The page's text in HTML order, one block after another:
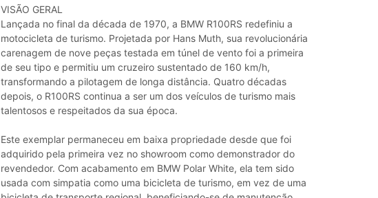
VISÃO GERAL
Lançada no final da década de 1970, a BMW R100RS redefiniu a
motocicleta de turismo. Projetada por Hans Muth, sua revolucionária
carenagem de nove peças testada em túnel de vento foi a primeira
de seu tipo e permitiu um cruzeiro sustentado de 160 km/h,
transformando a pilotagem de longa distância. Quatro décadas
depois, o R100RS continua a ser um dos veículos de turismo mais
talentosos e respeitados da sua época.
Este exemplar permaneceu em baixa propriedade desde que foi
adquirido pela primeira vez no showroom como demonstrador do
revendedor. Com acabamento em BMW Polar White, ela tem sido
usada com simpatia como uma bicicleta de turismo, em vez de uma